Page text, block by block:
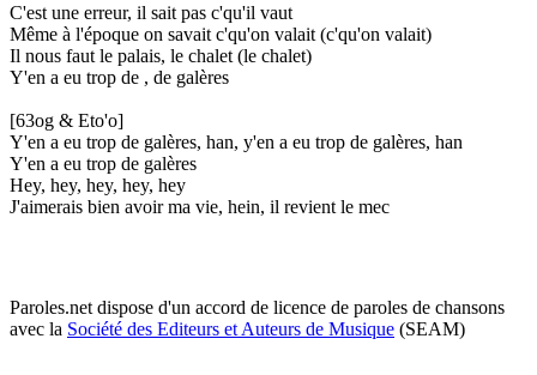
C'est une erreur, il sait pas c'qu'il vaut
Même à l'époque on savait c'qu'on valait (c'qu'on valait)
Il nous faut le palais, le chalet (le chalet)
Y'en a eu trop de , de galères
[63og & Eto'o]
Y'en a eu trop de galères, han, y'en a eu trop de galères, han
Y'en a eu trop de galères
Hey, hey, hey, hey, hey
J'aimerais bien avoir ma vie, hein, il revient le mec
Paroles.net dispose d'un accord de licence de paroles de chansons
avec la Société des Editeurs et Auteurs de Musique (SEAM)